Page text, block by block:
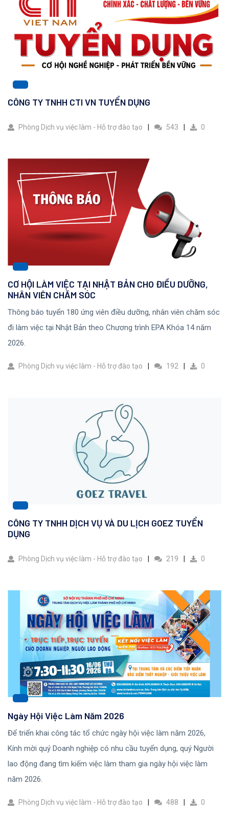
CÔNG TY TNHH CTI VN TUYỂN DỤNG
Phòng Dịch vụ việc làm - Hỗ trợ đào tạo 543 0
CƠ HỘI LÀM VIỆC TẠI NHẬT BẢN CHO ĐIỀU DƯỠNG,
NHÂN VIÊN CHĂM SÓC
Thông báo tuyển 180 ứng viên điều dưỡng, nhân viên chăm sóc
đi làm việc tại Nhật Bản theo Chương trình EPA Khóa 14 năm
2026.
Phòng Dịch vụ việc làm - Hỗ trợ đào tạo 192 0
CÔNG TY TNHH DỊCH VỤ VÀ DU LỊCH GOEZ TUYỂN
DỤNG
Phòng Dịch vụ việc làm - Hỗ trợ đào tạo 219 0
Ngày Hội Việc Làm Năm 2026
Để triển khai công tác tổ chức ngày hội việc làm năm 2026,
Kính mời quý Doanh nghiệp có nhu cầu tuyển dụng, quý Người
lao động đang tìm kiếm việc làm tham gia ngày hội việc làm
năm 2026.
Phòng Dịch vụ việc làm - Hỗ trợ đào tạo 488 0